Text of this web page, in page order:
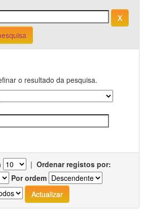
o resultado da pesquisa.
| Ordenar registos por:
Por ordem